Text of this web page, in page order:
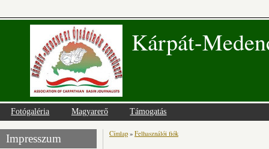
Kárpát-
Fotógaléria Magyarerő Támogatás
Impresszum Jelenlegi hely
Címlap » Felhasználói fiók